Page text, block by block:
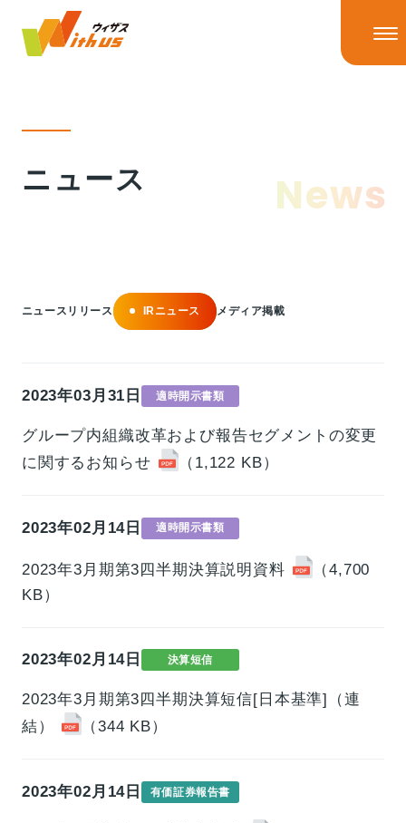
メディア掲載
ウィザスの理念
事業情報
事業情報トップ
高校・大学事業
カンパニー
カンパニー
企業情報
企業情報トップ
ご挨拶
会社概要
お問い合わせトップ
IR・サステナビリティ
ニュース News
ニュースリリース IRニュース メディア掲載
2023年03月31日 適時開示書類
グループ内組織改革および報告セグメントの変更
に関するお知らせ
（1,122 KB）
2023年02月14日 適時開示書類
2023年3月期第3四半期決算説明資料
（4,700
KB）
2023年02月14日 決算短信
2023年3月期第3四半期決算短信[日本基準]（連
結）
（344 KB）
2023年02月14日 有価証券報告書